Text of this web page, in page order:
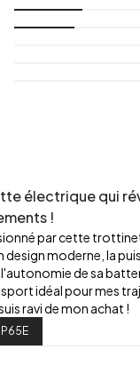
électrique qui
!
par cette
design moderne, la
de sa
idéal pour mes
ravi de mon achat !